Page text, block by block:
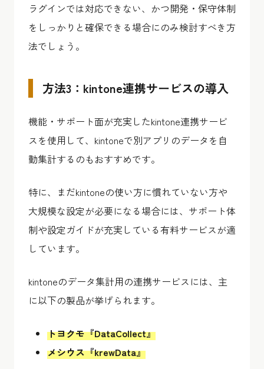
ラグインでは対応できない、かつ開発・保守体制
をしっかりと確保できる場合にのみ検討すべき方
法でしょう。
方法3：kintone連携サービスの導入
機能・サポート面が充実したkintone連携サービ
スを使用して、kintoneで別アプリのデータを自
動集計するのもおすすめです。
特に、まだkintoneの使い方に慣れていない方や
大規模な設定が必要になる場合には、サポート体
制や設定ガイドが充実している有料サービスが適
しています。
kintoneのデータ集計用の連携サービスには、主
に以下の製品が挙げられます。
トヨクモ『DataCollect』
メシウス『krewData』